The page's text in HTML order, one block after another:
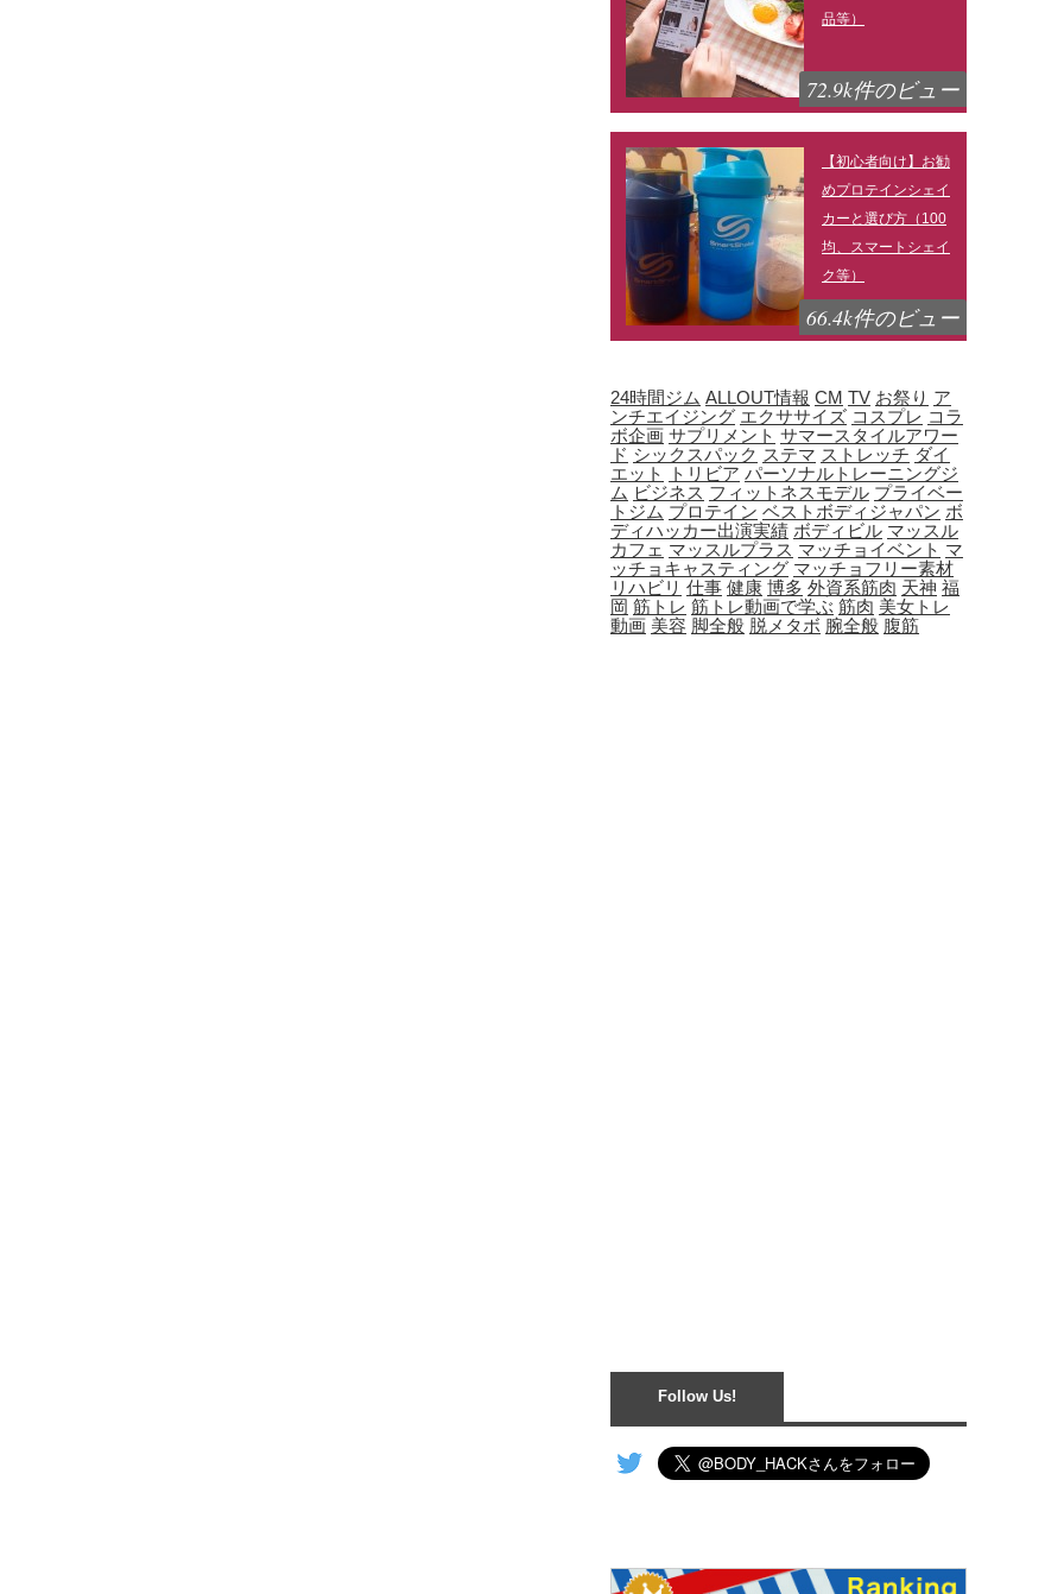
品等）
72.9k件のビュー
【初心者向け】お勧
めプロテインシェイ
カーと選び方（100
均、スマートシェイ
ク等）
66.4k件のビュー
24時間ジム ALLOUT情報 CM TV お祭り ア
ンチエイジング エクササイズ コスプレ コラ
ボ企画 サプリメント サマースタイルアワー
ド シックスパック ステマ ストレッチ ダイ
エット
トリビア パーソナルトレーニングジ
ム ビジネス フィットネスモデル プライベー
トジム プロテイン ベストボディジャパン ボ
ディハッカー出演実績 ボディビル マッスル
カフェ マッスルプラス マッチョイベント マ
ッチョキャスティング マッチョフリー素材
リハビリ 仕事 健康 博多 外資系筋肉 天神 福
岡 筋トレ 筋トレ動画で学ぶ 筋肉 美女トレ
動画 美容 脚全般 脱メタボ 腕全般 腹筋
Follow Us!